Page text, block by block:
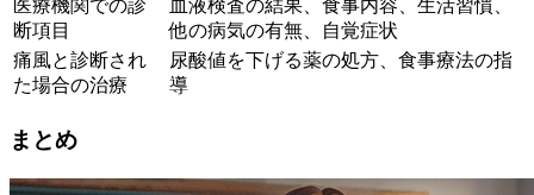
医療機関での診
断項目
血液検査の結果、食事内容、生活習慣、
他の病気の有無、自覚症状
痛風と診断され
た場合の治療
尿酸値を下げる薬の処方、食事療法の指
導
まとめ